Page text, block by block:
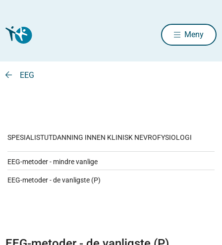
Meny
EEG
SPESIALISTUTDANNING INNEN KLINISK NEVROFYSIOLOGI
EEG-metoder - mindre vanlige
EEG-metoder - de vanligste (P)